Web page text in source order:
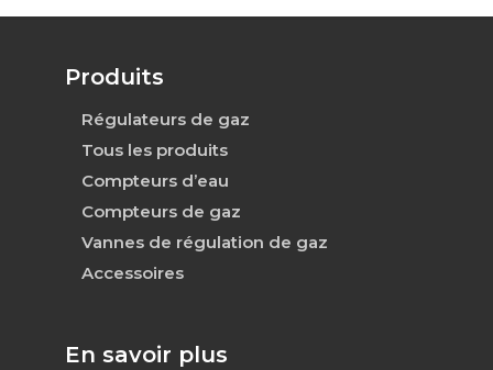
Produits
Régulateurs de gaz
Tous les produits
Compteurs d’eau
Compteurs de gaz
Vannes de régulation de gaz
Accessoires
En savoir plus